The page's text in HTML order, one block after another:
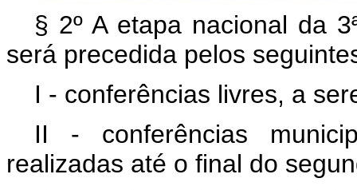
§ 2º A etapa nacional da
será precedida pelos
I - conferências livres, a
II - conferências
realizadas até o final do